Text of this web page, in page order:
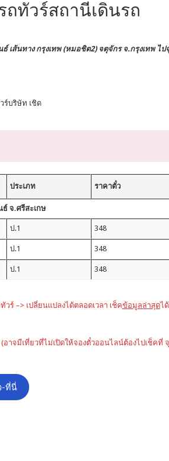
ทัวร์สถานีเดินรถ
ธ์เส้นทาง กรุงเทพ (หมอชิต2) จตุจักร จ.กรุงเทพ ไป
บริษัท เชิด
ประเภท ราคาตั๋ว
จ.ศรีสะเกษ
ป.1 348
ป.1 348
ป.1 348
ร์ –> เปลี่ยนแปลงได้ตลอดเวลา เช็คข้อมูลล่าสุดไ
อาจมีเที่ยวที่ไม่เปิดให้จองตั๋วออนไลน์ต้องไปเช็คที่
-ที่นี่